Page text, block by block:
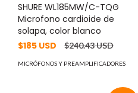
SHURE WL185MW/C-TQG
Microfono cardioide de
solapa, color blanco
$185 USD
$240.43 USD
MICRÓFONOS Y PREAMPLIFICADORES